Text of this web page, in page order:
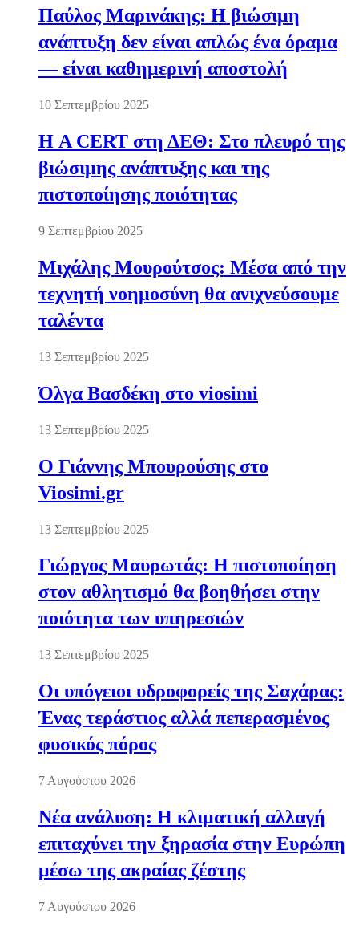
Παύλος Μαρινάκης: Η βιώσιμη
ανάπτυξη δεν είναι απλώς ένα όραμα
— είναι καθημερινή αποστολή
10 Σεπτεμβρίου 2025
Η A CERT στη ΔΕΘ: Στο πλευρό της
βιώσιμης ανάπτυξης και της
πιστοποίησης ποιότητας
9 Σεπτεμβρίου 2025
Μιχάλης Μουρούτσος: Μέσα από την
τεχνητή νοημοσύνη θα ανιχνεύσουμε
ταλέντα
13 Σεπτεμβρίου 2025
Όλγα Βασδέκη στο viosimi
13 Σεπτεμβρίου 2025
Ο Γιάννης Μπουρούσης στο
Viosimi.gr
13 Σεπτεμβρίου 2025
Γιώργος Μαυρωτάς: Η πιστοποίηση
στον αθλητισμό θα βοηθήσει στην
ποιότητα των υπηρεσιών
13 Σεπτεμβρίου 2025
Οι υπόγειοι υδροφορείς της Σαχάρας:
Ένας τεράστιος αλλά πεπερασμένος
φυσικός πόρος
7 Αυγούστου 2026
Νέα ανάλυση: Η κλιματική αλλαγή
επιταχύνει την ξηρασία στην Ευρώπη
μέσω της ακραίας ζέστης
7 Αυγούστου 2026